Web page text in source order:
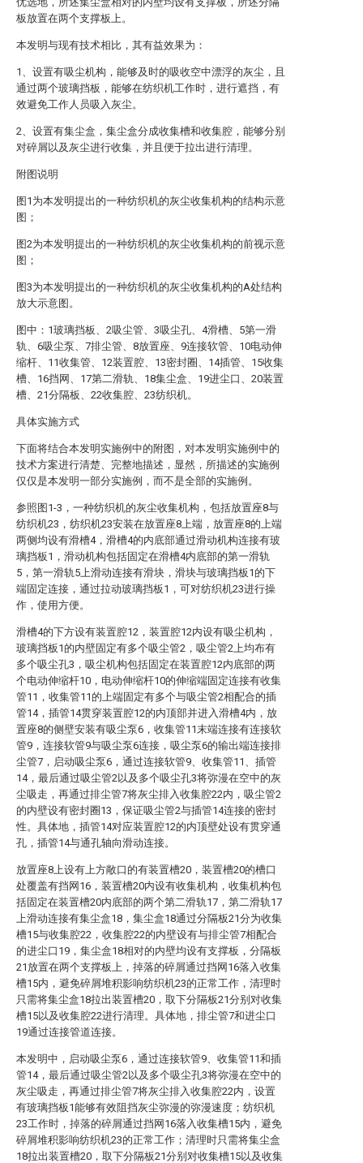
板放置在两个支撑板上。
本发明与现有技术相比，其有益效果为：
1、设置有吸尘机构，能够及时的吸收空中漂浮的灰尘，且
通过两个玻璃挡板，能够在纺织机工作时，进行遮挡，有
效避免工作人员吸入灰尘。
2、设置有集尘盒，集尘盒分成收集槽和收集腔，能够分别
对碎屑以及灰尘进行收集，并且便于拉出进行清理。
附图说明
图1为本发明提出的一种纺织机的灰尘收集机构的结构示意
图；
图2为本发明提出的一种纺织机的灰尘收集机构的前视示意
图；
图3为本发明提出的一种纺织机的灰尘收集机构的A处结构
放大示意图。
图中：1玻璃挡板、2吸尘管、3吸尘孔、4滑槽、5第一滑
轨、6吸尘泵、7排尘管、8放置座、9连接软管、10电动伸
缩杆、11收集管、12装置腔、13密封圈、14插管、15收集
槽、16挡网、17第二滑轨、18集尘盒、19进尘口、20装置
槽、21分隔板、22收集腔、23纺织机。
具体实施方式
下面将结合本发明实施例中的附图，对本发明实施例中的
技术方案进行清楚、完整地描述，显然，所描述的实施例
仅仅是本发明一部分实施例，而不是全部的实施例。
参照图1-3，一种纺织机的灰尘收集机构，包括放置座8与
纺织机23，纺织机23安装在放置座8上端，放置座8的上端
两侧均设有滑槽4，滑槽4的内底部通过滑动机构连接有玻
璃挡板1，滑动机构包括固定在滑槽4内底部的第一滑轨
5，第一滑轨5上滑动连接有滑块，滑块与玻璃挡板1的下
端固定连接，通过拉动玻璃挡板1，可对纺织机23进行操
作，使用方便。
滑槽4的下方设有装置腔12，装置腔12内设有吸尘机构，
玻璃挡板1的内壁固定有多个吸尘管2，吸尘管2上均布有
多个吸尘孔3，吸尘机构包括固定在装置腔12内底部的两
个电动伸缩杆10，电动伸缩杆10的伸缩端固定连接有收集
管11，收集管11的上端固定有多个与吸尘管2相配合的插
管14，插管14贯穿装置腔12的内顶部并进入滑槽4内，放
置座8的侧壁安装有吸尘泵6，收集管11末端连接有连接软
管9，连接软管9与吸尘泵6连接，吸尘泵6的输出端连接排
尘管7，启动吸尘泵6，通过连接软管9、收集管11、插管
14，最后通过吸尘管2以及多个吸尘孔3将弥漫在空中的灰
尘吸走，再通过排尘管7将灰尘排入收集腔22内，吸尘管2
的内壁设有密封圈13，保证吸尘管2与插管14连接的密封
性。具体地，插管14对应装置腔12的内顶壁处设有贯穿通
孔，插管14与通孔轴向滑动连接。
放置座8上设有上方敞口的有装置槽20，装置槽20的槽口
处覆盖有挡网16，装置槽20内设有收集机构，收集机构包
括固定在装置槽20内底部的两个第二滑轨17，第二滑轨17
上滑动连接有集尘盒18，集尘盒18通过分隔板21分为收集
槽15与收集腔22，收集腔22的内壁设有与排尘管7相配合
的进尘口19，集尘盒18相对的内壁均设有支撑板，分隔板
21放置在两个支撑板上，掉落的碎屑通过挡网16落入收集
槽15内，避免碎屑堆积影响纺织机23的正常工作，清理时
只需将集尘盒18拉出装置槽20，取下分隔板21分别对收集
槽15以及收集腔22进行清理。具体地，排尘管7和进尘口
19通过连接管道连接。
本发明中，启动吸尘泵6，通过连接软管9、收集管11和插
管14，最后通过吸尘管2以及多个吸尘孔3将弥漫在空中的
灰尘吸走，再通过排尘管7将灰尘排入收集腔22内，设置
有玻璃挡板1能够有效阻挡灰尘弥漫的弥漫速度；纺织机
23工作时，掉落的碎屑通过挡网16落入收集槽15内，避免
碎屑堆积影响纺织机23的正常工作；清理时只需将集尘盒
18拉出装置槽20，取下分隔板21分别对收集槽15以及收集